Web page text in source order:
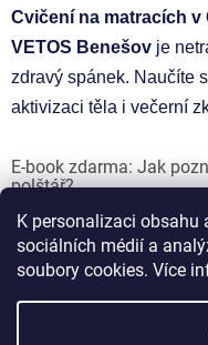
K personalizaci obsahu
sociálních médií a
soubory cookies. Více
Cvičení na matracích v
VETOS Benešov je
zdravý spánek. Naučíte
aktivizaci těla i večerní
E-book zdarma: Jak
polštář?
17.6.2026